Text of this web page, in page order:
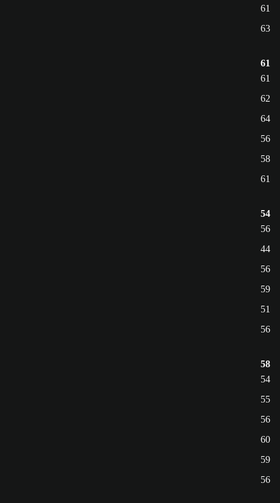
61
63
61
61
62
64
56
58
61
54
56
44
56
59
51
56
58
54
55
56
60
59
56